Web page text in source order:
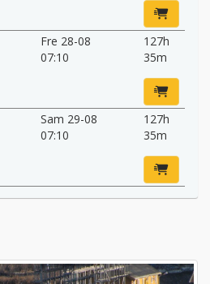
Fre 28-08
07:10
127h
35m
Sam 29-08
07:10
127h
35m